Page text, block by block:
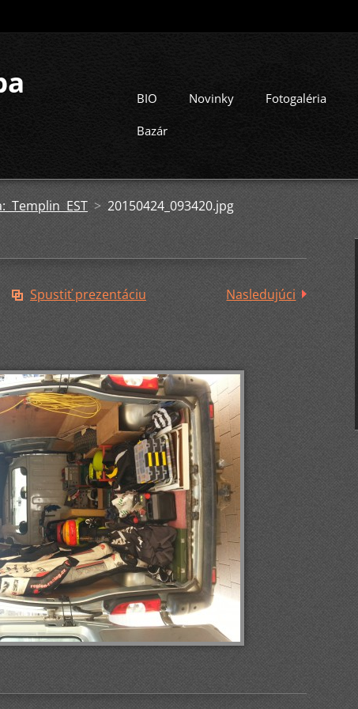
BIO Novinky Fotogaléria
Bazár
Templin EST >20150424_093420.jpg
Spustiť prezentáciu Nasledujúci